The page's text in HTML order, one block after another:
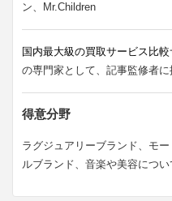
ン、Mr.Children
国内最大級の買取サービス比較
の専門家として、記事監修者に
得意分野
ラグジュアリーブランド、モ
ルブランド、音楽や美容につ